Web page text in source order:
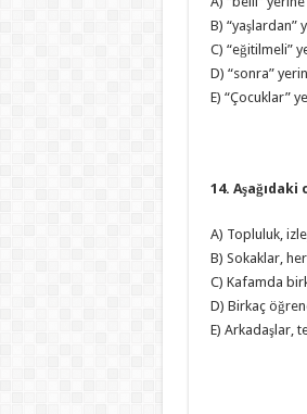
B) “yaşlardan”
C) “eğitilmeli”
D) “sonra”
E) “Çocuklar”
14.
A) Topluluk,
B) Sokaklar,
C) Kafamda
D) Birkaç
E) Arkadaşlar,